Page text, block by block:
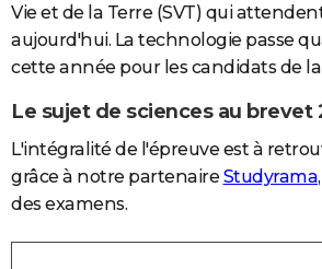
FORUM
Bricolage
Lifestyle
Culture
Sport
Auto
Television
Voyage
Cinema
Vie et de la Terre (SVT) qui
aujourd'hui. La technologie passe
cette année pour les candidats de
Le sujet de sciences au brevet
L'intégralité de l'épreuve est à
grâce à notre partenaire Studyrama
des examens.